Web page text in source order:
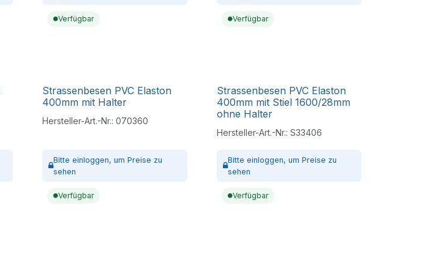
Verfügbar Verfügbar
Strassenbesen PVC Elaston
400mm mit Halter
Hersteller-Art.-Nr.:070360
Bitteeinloggen, um Preise zu
sehen
Verfügbar
Strassenbesen PVC Elaston
400mm mit Stiel 1600/28mm
ohne Halter
Hersteller-Art.-Nr.: S33406
Bitte einloggen, um Preise zu
sehen
Verfügbar